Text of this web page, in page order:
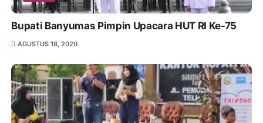
Bupati Banyumas Pimpin Upacara HUT RI Ke-75
AGUSTUS 18, 2020